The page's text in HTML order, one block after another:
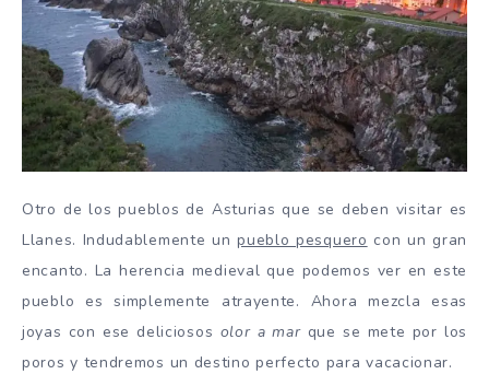
Otro de los pueblos de Asturias que se deben visitar es
Llanes. Indudablemente unpueblo pesquero con un gran
encanto. La herencia medieval que podemos ver en este
pueblo es simplemente atrayente. Ahora mezcla esas
joyas con ese deliciosos olor a marque se mete por los
poros y tendremos un destino perfecto para vacacionar.